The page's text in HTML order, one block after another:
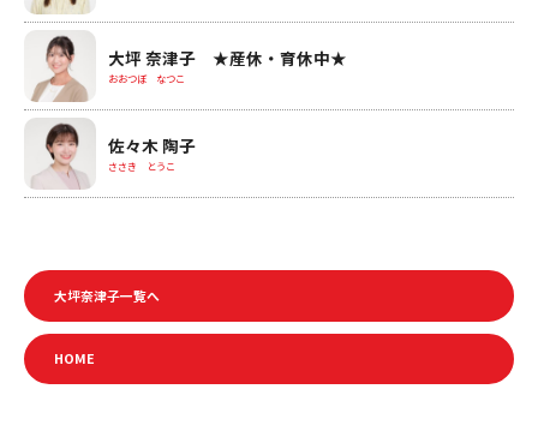
大坪 奈津子 ★産休・育休中★
おおつぼ なつこ
佐々木 陶子
ささき とうこ
大坪奈津子一覧へ
HOME